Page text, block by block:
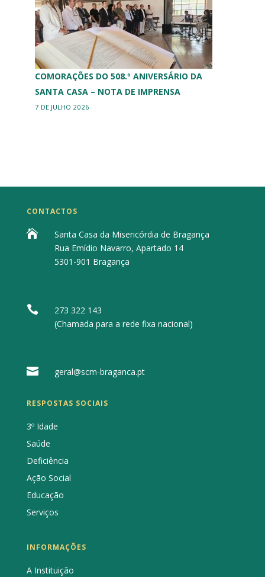
COMORAÇÕES DO 508.º ANIVERSÁRIO DA
SANTA CASA – NOTA DE IMPRENSA
7 DE JULHO 2026
CONTACTOS

Santa Casa da Misericórdia de Bragança
Rua Emídio Navarro, Apartado 14
5301-901 Bragança

273 322 143
(Chamada para a rede fixa nacional)
 geral@scm-braganca.pt
RESPOSTAS SOCIAIS
3º Idade
Saúde
Deficiência
Ação Social
Educação
Serviços
INFORMAÇÕES
A Instituição